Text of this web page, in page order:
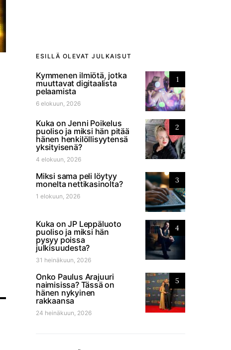
ESILLÄ OLEVAT JULKAISUT
1
Kymmenen ilmiötä, jotka
muuttavat digitaalista
pelaamista
6 elokuun, 2026
2
Kuka on Jenni Poikelus
puoliso ja miksi hän pitää
hänen henkilöllisyytensä
yksityisenä?
4 elokuun, 2026
3
Miksi sama peli löytyy
monelta nettikasinolta?
1 elokuun, 2026
4
Kuka on JP Leppäluoto
puoliso ja miksi hän
pysyy poissa
julkisuudesta?
31 heinäkuun, 2026
5
Onko Paulus Arajuuri
naimisissa? Tässä on
hänen nykyinen
rakkaansa
24 heinäkuun, 2026